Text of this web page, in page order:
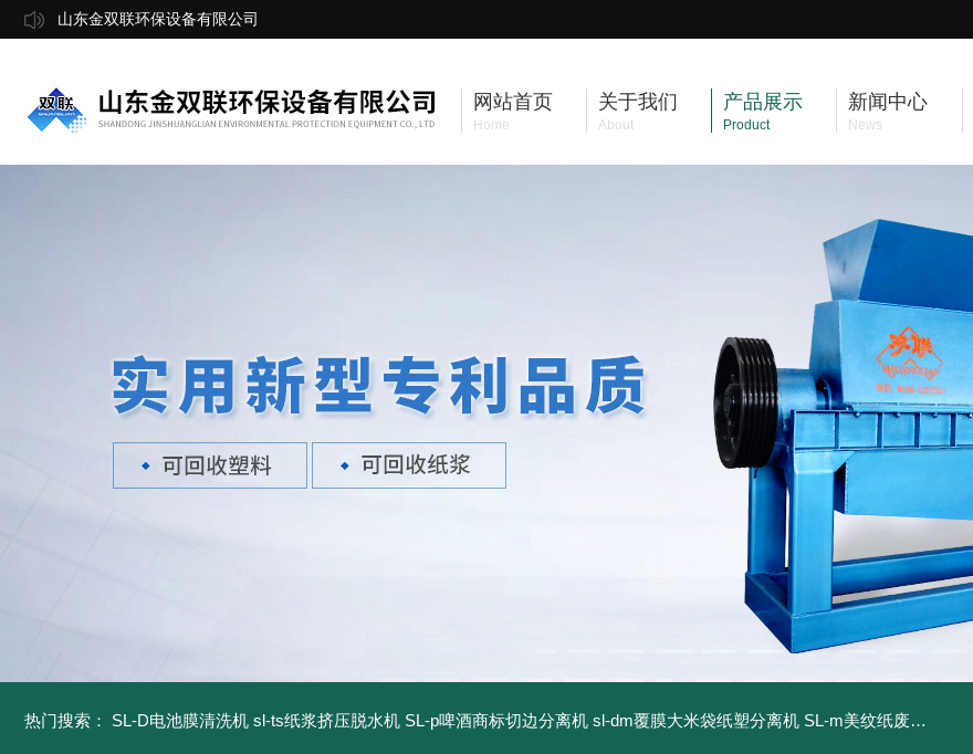
山东金双联环保设备有限公司
网站首页
Home
关于我们
About
产品展示
Product
新闻中心
News
热门搜索： SL-D电池膜清洗机 sl-ts纸浆挤压脱水机 SL-p啤酒商标切边分离机 sl-dm覆膜大米袋纸塑分离机 SL-m美纹纸废料碎浆机